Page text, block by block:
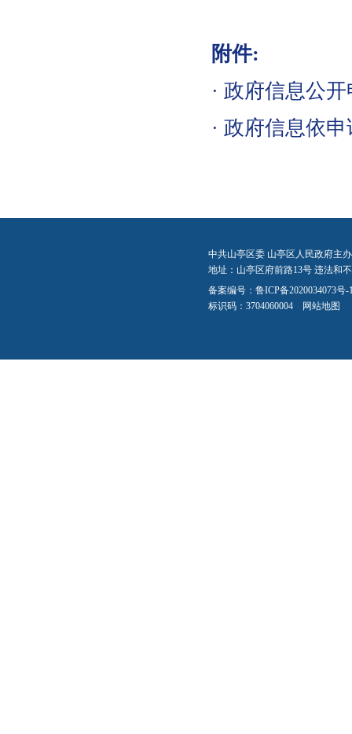
附件:
· 政府信息公开
· 政府信息依
中共山亭区委 山亭区人民政府主
地址：山亭区府前路13号 违法和
备案编号： 鲁ICP备2020034073号-
标识码：3704060004 网站地图